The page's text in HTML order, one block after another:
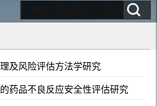
及风险评估方法学研究
药品不良反应安全性评估研究